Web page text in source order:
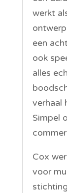
werkt
een
ook
alles
verhaal
Simpel
Cox
voor